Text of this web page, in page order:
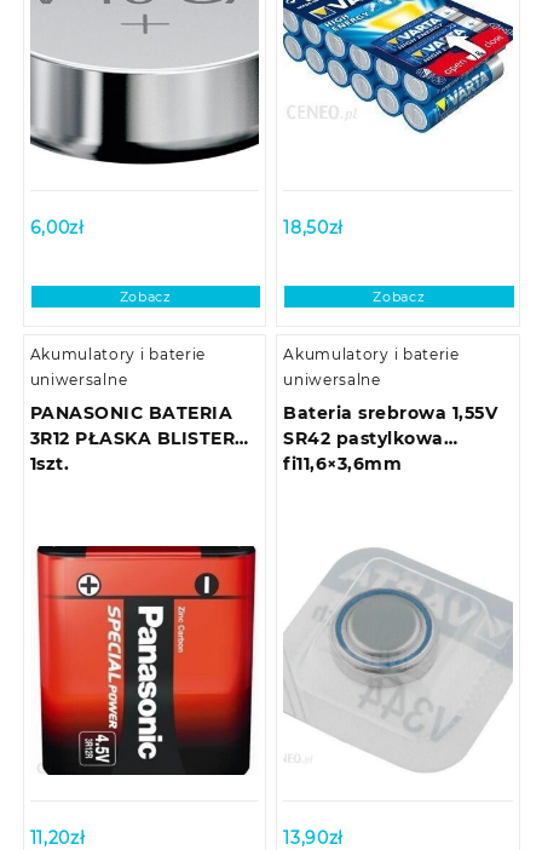
6,00zł
Zobacz
18,50zł
Zobacz
Akumulatory i baterie
uniwersalne
PANASONIC BATERIA
3R12 PŁASKA BLISTER
1szt.
11,20zł
Akumulatory i baterie
uniwersalne
Bateria srebrowa 1,55V
SR42 pastylkowa
fi11,6×3,6mm
13,90zł